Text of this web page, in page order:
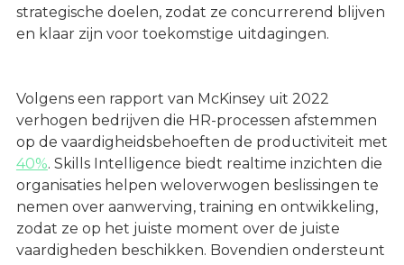
strategische doelen, zodat ze concurrerend blijven
en klaar zijn voor toekomstige uitdagingen.
Volgens een rapport van McKinsey uit 2022
verhogen bedrijven die HR-processen afstemmen
op de vaardigheidsbehoeften de productiviteit met
40%. Skills Intelligence biedt realtime inzichten die
organisaties helpen weloverwogen beslissingen te
nemen over aanwerving, training en ontwikkeling,
zodat ze op het juiste moment over de juiste
vaardigheden beschikken. Bovendien ondersteunt